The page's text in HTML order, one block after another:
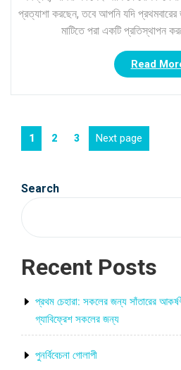
প্রত্যাশা করছেন, তবে আপনি যদি
মাটিতে পরা একটি প্রতিস্থাপন
Read
Posts
Page
1 Page
2 Page
3 Next page
Search
Recent Posts
প্রথম চেহারা: সকলের জন্য সাঁতারের
গ্যাবিফ্রেশ সকলের জন্য
পুনর্বিবেচনা গোলাপী